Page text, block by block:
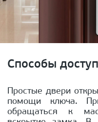
Способы
Простые двери
помощи ключа.
обращаться к